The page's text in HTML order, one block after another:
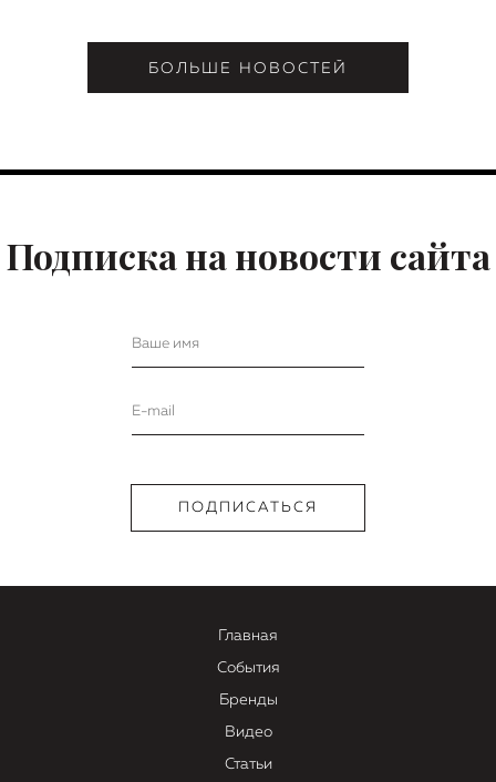
БОЛЬШЕ НОВОСТЕЙ
Подписка на новости сайта
Главная
События
Бренды
Видео
Статьи